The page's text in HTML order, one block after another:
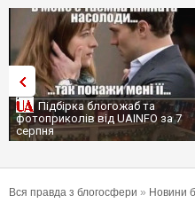
Підбірка блогожаб та
фотоприколів від UAINFO за 7
серпня
Вся правда з блогосфери » Новини